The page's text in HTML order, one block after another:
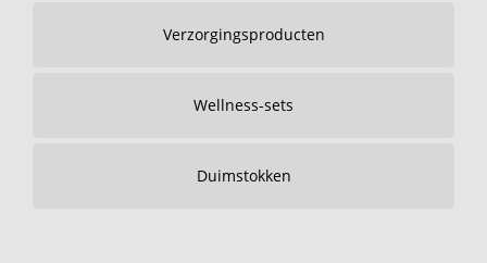
Verzorgingsproducten
Wellness-sets
Duimstokken